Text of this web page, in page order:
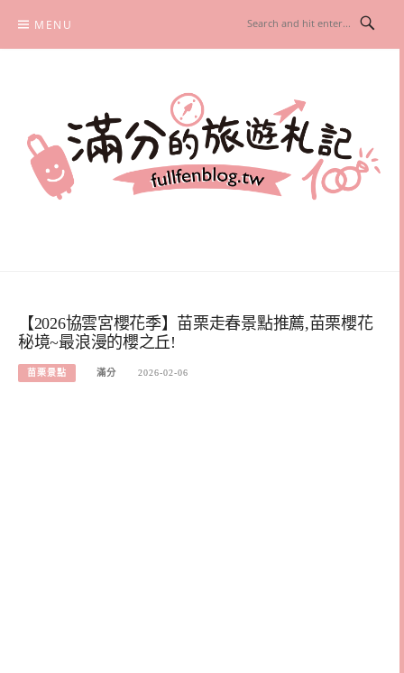
content
MENU
【2026協雲宮櫻花季】苗栗走春景點推薦,苗栗櫻花
秘境~最浪漫的櫻之丘!
苗栗景點 滿分 2026-02-06